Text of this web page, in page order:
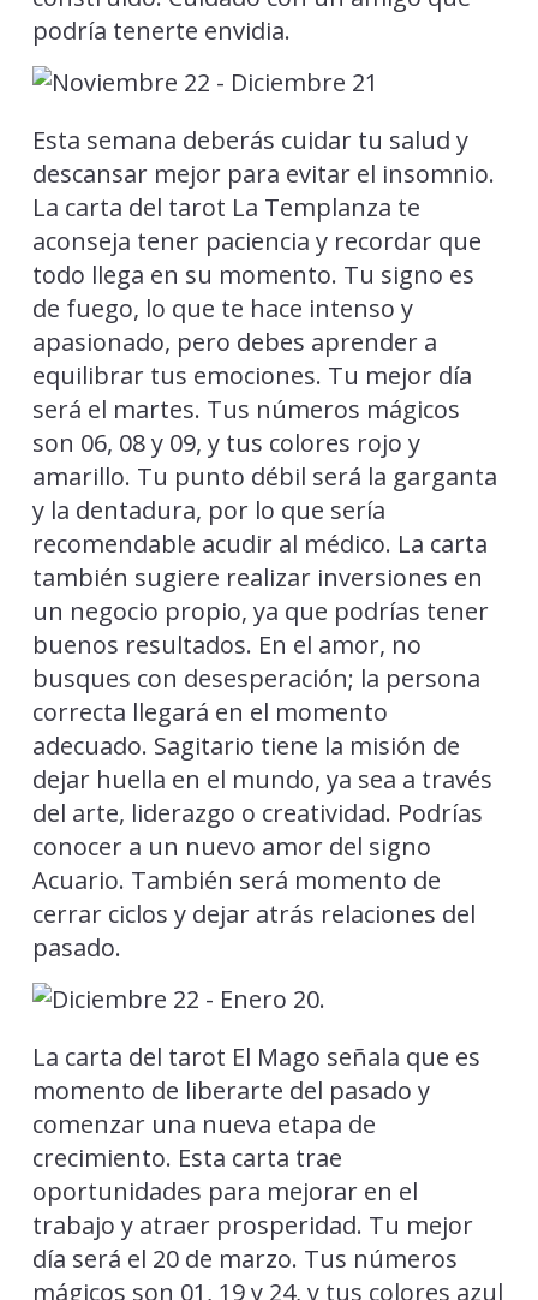
podría tenerte envidia.
Esta semana deberás cuidar tu salud y
descansar mejor para evitar el insomnio.
La carta del tarot La Templanza te
aconseja tener paciencia y recordar que
todo llega en su momento. Tu signo es
de fuego, lo que te hace intenso y
apasionado, pero debes aprender a
equilibrar tus emociones. Tu mejor día
será el martes. Tus números mágicos
son 06, 08 y 09, y tus colores rojo y
amarillo. Tu punto débil será la garganta
y la dentadura, por lo que sería
recomendable acudir al médico. La carta
también sugiere realizar inversiones en
un negocio propio, ya que podrías tener
buenos resultados. En el amor, no
busques con desesperación; la persona
correcta llegará en el momento
adecuado. Sagitario tiene la misión de
dejar huella en el mundo, ya sea a través
del arte, liderazgo o creatividad. Podrías
conocer a un nuevo amor del signo
Acuario. También será momento de
cerrar ciclos y dejar atrás relaciones del
pasado.
La carta del tarot El Mago señala que es
momento de liberarte del pasado y
comenzar una nueva etapa de
crecimiento. Esta carta trae
oportunidades para mejorar en el
trabajo y atraer prosperidad. Tu mejor
día será el 20 de marzo. Tus números
mágicos son 01, 19 y 24, y tus colores azul